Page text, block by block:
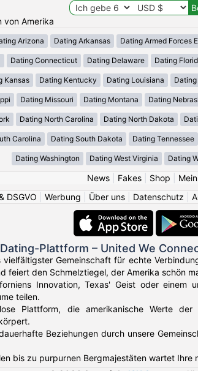
von Amerika
Arizona Dating Arkansas Dating Armed Forces
Dating Connecticut Dating Delaware Dating
Kansas Dating Kentucky Dating Louisiana
Dating Missouri Dating Montana Dating
Dating North Carolina Dating North Dakota
Carolina Dating South Dakota Dating Tennessee
Dating Washington Dating West Virginia Dating
News| Fakes| Shop
DSGVO
Werbung Über uns Datenschutz
Plattform – United We
vielfältigster Gemeinschaft für echte
feiert den Schmelztiegel, der Amerika schön
Innovation, Texas' Geist oder
teilen.
Plattform, die amerikanische Werte
Beziehungen durch unsere
bis zu purpurnen Bergmajestäten wartet